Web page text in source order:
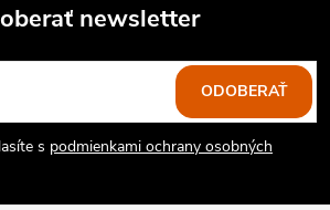
newsletter
s podmienkami ochrany osobných
ODOBERAŤ